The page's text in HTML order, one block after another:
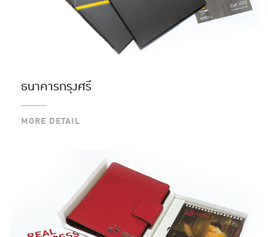
ธนาคารกรุงศรี
MORE DETAIL
MORE DETAIL